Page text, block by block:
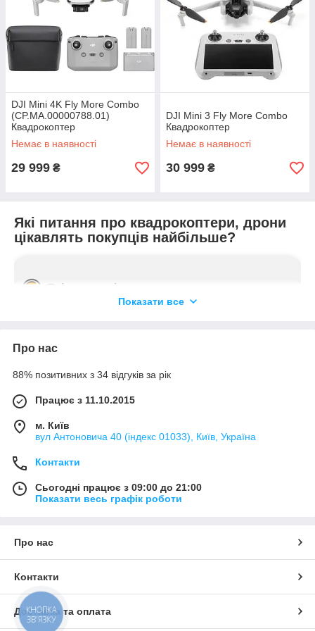
СКЛАДНА КОНСТРУКЦІЯ
корпусом, завдяки чому дрон зручний у
зберіганні та транспортуванні. Також у деяких
комплектах передбачено практичні кейси із
ручкою, у які можна скласти міні квадрокоптери
полімерним акумулятором. Від ємності батареї
Дроны: ключевые характеристики
оперативніше ви зможете виконати покладені на
нього задачі. Дрон швидше дістанеться певної
локації, зніме необхідний матеріал та
DJI Mini 4K Fly More Combo
(CP.MA.00000788.01)
Квадрокоптер
Немає в наявності
29 999 ₴
DJI Mini 3 Fly More Combo
Квадрокоптер
Немає в наявності
30 999 ₴
Які питання про квадрокоптери, дрони
цікавлять покупців найбільше?
Які основні переваги використання
квадрокоптерів та дронів?
підняти квадрокоптер чи дрон?
Які основні функції та можливості
квадрокоптерів та дронів?
Як довго може літати квадрокоптер
чи дрон на одному заряді?
Показати все
Про нас
88% позитивних з 34 відгуків за рік
Працює з 11.10.2015
м. Київ
вул Антоновича 40 (індекс 01033), Київ, Україна
Контакти
Сьогодні працює з 09:00 до 21:00
Показати весь графік роботи
Про нас
Контакти
Доставка та оплата
КНОПКА
ЗВ'ЯЗКУ